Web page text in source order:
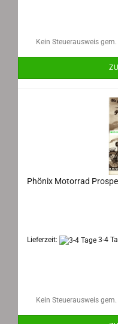
Kein Steuerausweis
Phönix Motorrad
Lieferzeit: 3-4
Kein Steuerausweis